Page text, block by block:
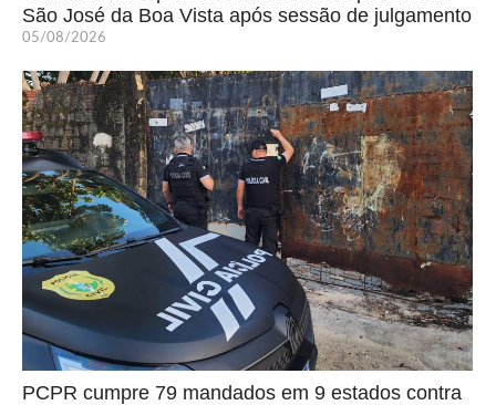
São José da Boa Vista após sessão de julgamento
05/08/2026
PCPR cumpre 79 mandados em 9 estados contra